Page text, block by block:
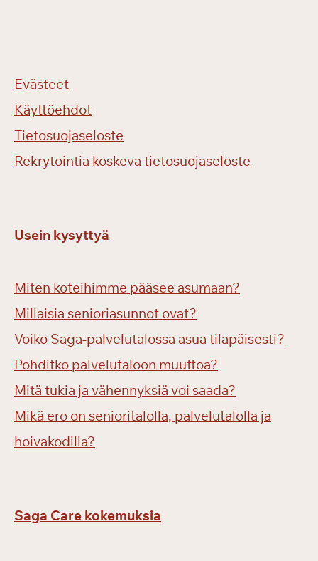
Evästeet
Käyttöehdot
Tietosuojaseloste
Rekrytointia koskeva tietosuojaseloste
Usein kysyttyä
Miten koteihimme pääsee asumaan?
Millaisia senioriasunnot ovat?
Voiko Saga-palvelutalossa asua tilapäisesti?
Pohditko palvelutaloon muuttoa?
Mitä tukia ja vähennyksiä voi saada?
Mikä ero on senioritalolla, palvelutalolla ja
hoivakodilla?
Saga Care kokemuksia